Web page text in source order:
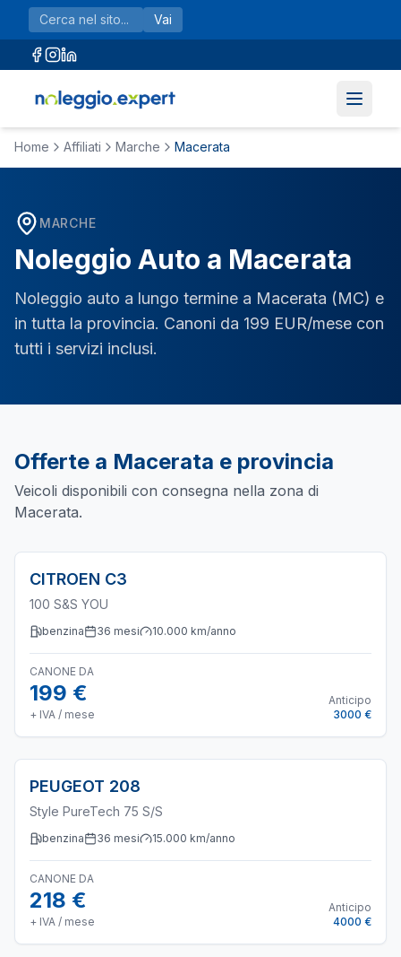
Vai al contenuto principale
Vai
Home Affiliati Marche Macerata
MARCHE
Noleggio Auto a Macerata
Noleggio auto a lungo termine a Macerata (MC) e
in tutta la provincia. Canoni da 199 EUR/mese con
tutti i servizi inclusi.
Offerte a Macerata e provincia
Veicoli disponibili con consegna nella zona di
Macerata.
CITROEN C3
100 S&S YOU
benzina 36 mesi 10.000 km/anno
CANONE DA
199 €
+ IVA / mese
Anticipo
3000 €
PEUGEOT 208
Style PureTech 75 S/S
benzina 36 mesi 15.000 km/anno
CANONE DA
218 €
+ IVA / mese
Anticipo
4000 €